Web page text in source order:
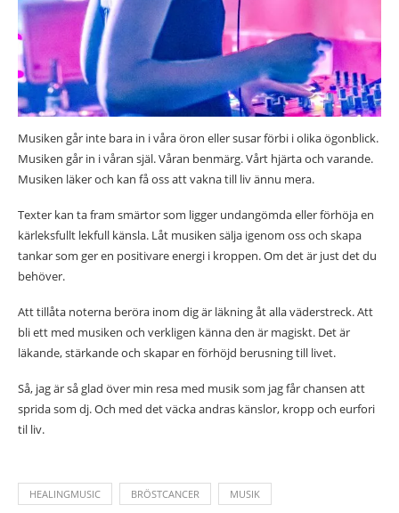
Musiken går inte bara in i våra öron eller susar förbi i olika ögonblick.
Musiken går in i våran själ. Våran benmärg. Vårt hjärta och varande.
Musiken läker och kan få oss att vakna till liv ännu mera.
Texter kan ta fram smärtor som ligger undangömda eller förhöja en
kärleksfullt lekfull känsla. Låt musiken sälja igenom oss och skapa
tankar som ger en positivare energi i kroppen. Om det är just det du
behöver.
Att tillåta noterna beröra inom dig är läkning åt alla väderstreck. Att
bli ett med musiken och verkligen känna den är magiskt. Det är
läkande, stärkande och skapar en förhöjd berusning till livet.
Så, jag är så glad över min resa med musik som jag får chansen att
sprida som dj. Och med det väcka andras känslor, kropp och eurfori
til liv.
HEALINGMUSIC BRÖSTCANCER MUSIK